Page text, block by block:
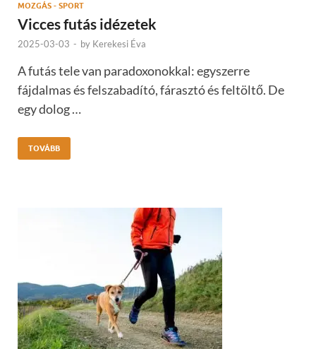
MOZGÁS - SPORT
Vicces futás idézetek
2025-03-03 - by Kerekesi Éva
A futás tele van paradoxonokkal: egyszerre
fájdalmas és felszabadító, fárasztó és feltöltő. De
egy dolog …
TOVÁBB